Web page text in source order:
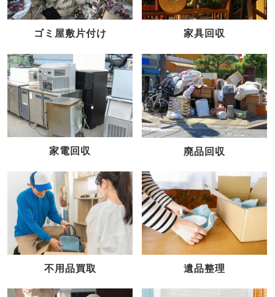
ゴミ屋敷片付け 家具回収
家電回収 廃品回収
不用品買取 遺品整理